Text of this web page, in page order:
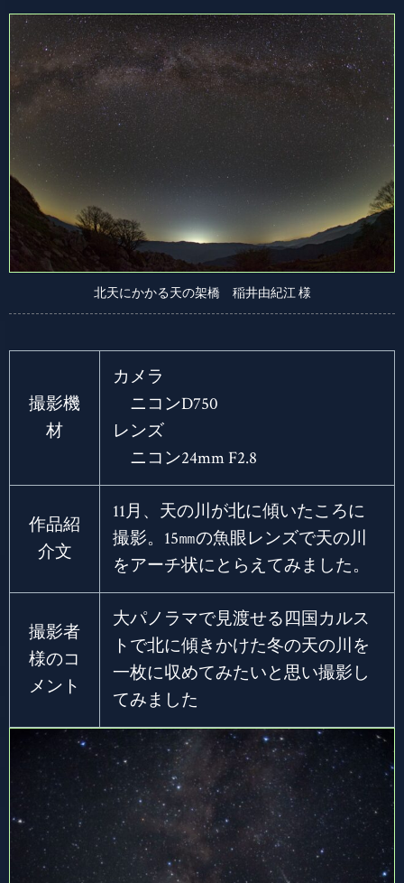
北天にかかる天の架橋 稲井由紀江 様
撮影機
材
カメラ
ニコンD750
レンズ
ニコン24mm F2.8
作品紹
介文
11月、天の川が北に傾いたころに
撮影。15㎜の魚眼レンズで天の川
をアーチ状にとらえてみました。
撮影者
様のコ
メント
大パノラマで見渡せる四国カルス
トで北に傾きかけた冬の天の川を
一枚に収めてみたいと思い撮影し
てみました